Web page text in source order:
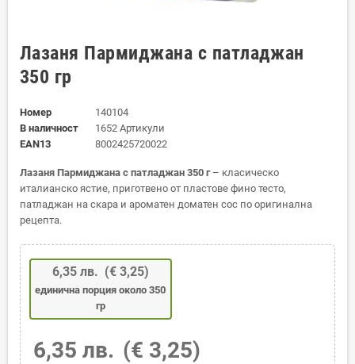
Лазаня Пармиджана с патладжан
350 гр
Номер
140104
В наличност
1652 Артикули
EAN13
8002425720022
Лазаня Пармиджана с патладжан 350 г– класическо
италианско ястие, приготвено от пластове фино тесто,
патладжан на скара и ароматен доматен сос по оригинална
рецепта.
6,35 лв. (€ 3,25)
единична порция около 350
гр
6,35 лв. (€ 3,25)